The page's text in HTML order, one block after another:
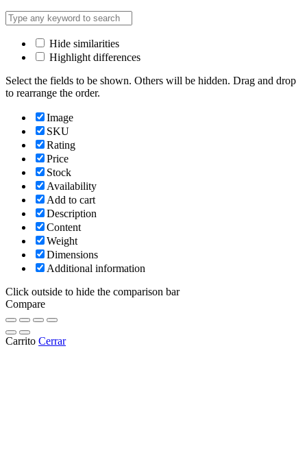
Hide similarities
Highlight differences
Select the fields to be shown. Others will be hidden. Drag and drop
to rearrange the order.
Image
SKU
Rating
Price
Stock
Availability
Add to cart
Description
Content
Weight
Dimensions
Additional information
Click outside to hide the comparison bar
Compare
Carrito Cerrar